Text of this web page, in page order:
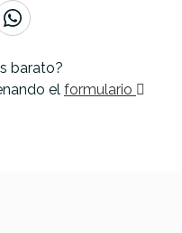
barato?
el formulario